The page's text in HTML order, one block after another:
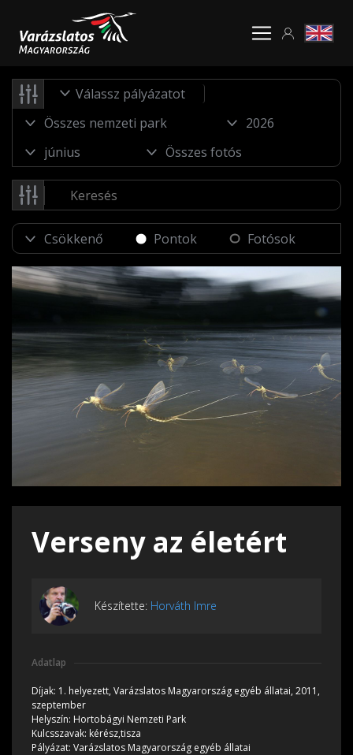
Válassz pályázatot
Pontok Fotósok
Verseny az életért
Készítette: Horváth Imre
Adatlap
Díjak: 1. helyezett, Varázslatos Magyarország egyéb állatai, 2011,
szeptember
Helyszín: Hortobágyi Nemzeti Park
Kulcsszavak: kérész,tisza
Pályázat: Varázslatos Magyarország egyéb állatai